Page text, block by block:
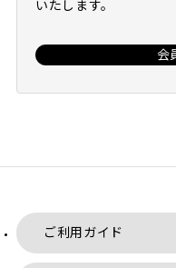
いたします。
会
ご利用ガイド